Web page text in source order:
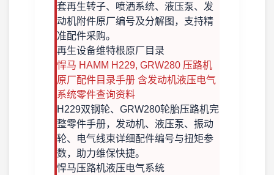
套再生转子、喷洒系统、液压泵、发
动机附件原厂编号及分解图，支持精
准配件采购。
再生设备维特根原厂目录
悍马 HAMM H229, GRW280 压路机
原厂配件目录手册 含发动机液压电气
系统零件查询资料
H229双钢轮、GRW280轮胎压路机完
整零件手册，发动机、液压泵、振动
轮、电气线束详细配件编号与扭矩参
数，助力维保快捷。
悍马压路机液压电气系统